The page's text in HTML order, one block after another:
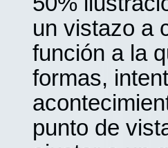
un vistazo a
función a la
formas,
punto de